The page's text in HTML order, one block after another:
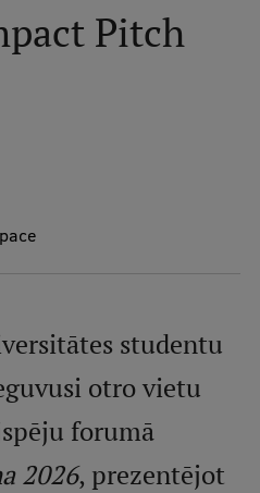
Pitch
studentu
otro vietu
forumā
2026, prezentējot